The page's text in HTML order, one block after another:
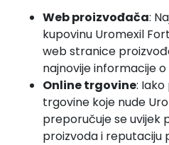
Web proizvođača:
kupovinu Uromexil
web stranice
najnovije informacije
Online trgovine:
trgovine koje nude
preporučuje se uvijek
proizvoda i reputaciju